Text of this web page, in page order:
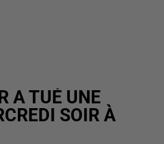
A TUÉ UNE
SOIR À